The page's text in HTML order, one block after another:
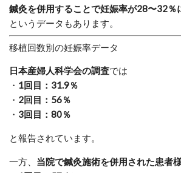
鍼灸を併用することで妊娠率が28〜32％
というデータもあります。
移植回数別の妊娠率データ
日本産婦人科学会の調査では
・ 1回目：31.9％
・ 2回目：56％
・ 3回目：80％
と報告されています。
一方、 当院で鍼灸施術を併用された患者